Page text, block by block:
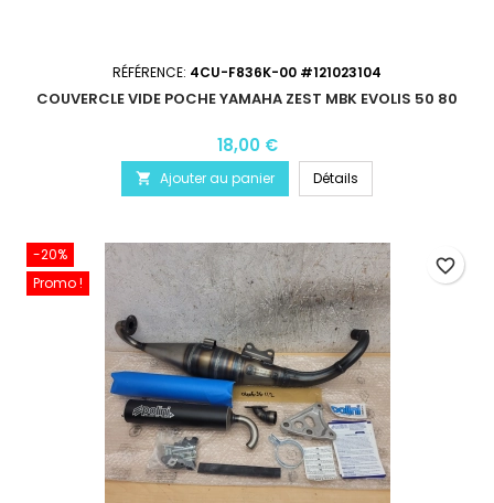
RÉFÉRENCE: 4CU-F836K-00 #121023104
COUVERCLE VIDE POCHE YAMAHA ZEST MBK EVOLIS 50 80
18,00 €
 Ajouter au panier Détails
-20%
Promo !
favorite_border